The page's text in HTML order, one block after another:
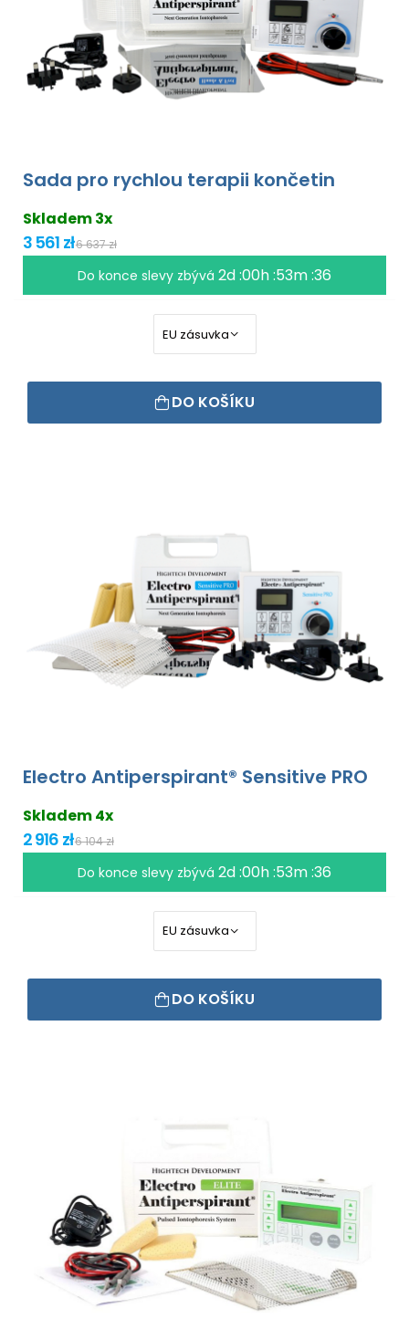
Sada pro rychlou terapii končetin
Skladem 3x
3 561 zł6 637 zł
Do konce slevy zbývá 2d :00h :53m :35
DO KOŠÍKU
Electro Antiperspirant® Sensitive PRO
Skladem 4x
2 916 zł6 104 zł
Do konce slevy zbývá 2d :00h :53m :35
DO KOŠÍKU